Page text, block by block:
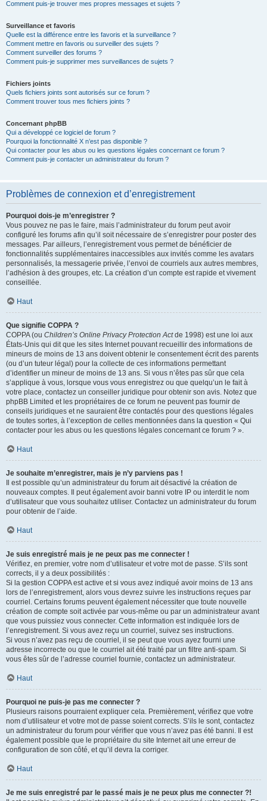
Comment puis-je trouver mes propres messages et sujets ?
Surveillance et favoris
Quelle est la différence entre les favoris et la surveillance ?
Comment mettre en favoris ou surveiller des sujets ?
Comment surveiller des forums ?
Comment puis-je supprimer mes surveillances de sujets ?
Fichiers joints
Quels fichiers joints sont autorisés sur ce forum ?
Comment trouver tous mes fichiers joints ?
Concernant phpBB
Qui a développé ce logiciel de forum ?
Pourquoi la fonctionnalité X n’est pas disponible ?
Qui contacter pour les abus ou les questions légales concernant ce forum ?
Comment puis-je contacter un administrateur du forum ?
Problèmes de connexion et d’enregistrement
Pourquoi dois-je m’enregistrer ?
Vous pouvez ne pas le faire, mais l’administrateur du forum peut avoir
configuré les forums afin qu’il soit nécessaire de s’enregistrer pour poster des
messages. Par ailleurs, l’enregistrement vous permet de bénéficier de
fonctionnalités supplémentaires inaccessibles aux invités comme les avatars
personnalisés, la messagerie privée, l’envoi de courriels aux autres membres,
l’adhésion à des groupes, etc. La création d’un compte est rapide et vivement
conseillée.
Haut
Que signifie COPPA ?
COPPA (ou Children’s Online Privacy Protection Actde 1998) est une loi aux
États-Unis qui dit que les sites Internet pouvant recueillir des informations de
mineurs de moins de 13 ans doivent obtenir le consentement écrit des parents
(ou d’un tuteur légal) pour la collecte de ces informations permettant
d’identifier un mineur de moins de 13 ans. Si vous n’êtes pas sûr que cela
s’applique à vous, lorsque vous vous enregistrez ou que quelqu’un le fait à
votre place, contactez un conseiller juridique pour obtenir son avis. Notez que
phpBB Limited et les propriétaires de ce forum ne peuvent pas fournir de
conseils juridiques et ne sauraient être contactés pour des questions légales
de toutes sortes, à l’exception de celles mentionnées dans la question « Qui
contacter pour les abus ou les questions légales concernant ce forum ? ».
Haut
Je souhaite m’enregistrer, mais je n’y parviens pas !
Il est possible qu’un administrateur du forum ait désactivé la création de
nouveaux comptes. Il peut également avoir banni votre IP ou interdit le nom
d’utilisateur que vous souhaitez utiliser. Contactez un administrateur du forum
pour obtenir de l’aide.
Haut
Je suis enregistré mais je ne peux pas me connecter !
Vérifiez, en premier, votre nom d’utilisateur et votre mot de passe. S’ils sont
corrects, il y a deux possibilités :
Si la gestion COPPA est active et si vous avez indiqué avoir moins de 13 ans
lors de l’enregistrement, alors vous devrez suivre les instructions reçues par
courriel. Certains forums peuvent également nécessiter que toute nouvelle
création de compte soit activée par vous-même ou par un administrateur avant
que vous puissiez vous connecter. Cette information est indiquée lors de
l’enregistrement. Si vous avez reçu un courriel, suivez ses instructions.
Si vous n’avez pas reçu de courriel, il se peut que vous ayez fourni une
adresse incorrecte ou que le courriel ait été traité par un filtre anti-spam. Si
vous êtes sûr de l’adresse courriel fournie, contactez un administrateur.
Haut
Pourquoi ne puis-je pas me connecter ?
Plusieurs raisons pourraient expliquer cela. Premièrement, vérifiez que votre
nom d’utilisateur et votre mot de passe soient corrects. S’ils le sont, contactez
un administrateur du forum pour vérifier que vous n’avez pas été banni. Il est
également possible que le propriétaire du site Internet ait une erreur de
configuration de son côté, et qu’il devra la corriger.
Haut
Je me suis enregistré par le passé mais je ne peux plus me connecter ?!